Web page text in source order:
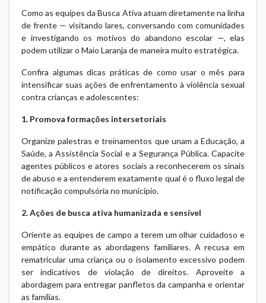
Como as equipes da Busca Ativa atuam diretamente na linha
de frente — visitando lares, conversando com comunidades
e investigando os motivos do abandono escolar —, elas
podem utilizar o Maio Laranja de maneira muito estratégica.
Confira algumas dicas práticas de como usar o mês para
intensificar suas ações de enfrentamento à violência sexual
contra crianças e adolescentes:
1. Promova formações intersetoriais
Organize palestras e treinamentos que unam a Educação, a
Saúde, a Assistência Social e a Segurança Pública. Capacite
agentes públicos e atores sociais a reconhecerem os sinais
de abuso e a entenderem exatamente qual é o fluxo legal de
notificação compulsória no município.
2. Ações de busca ativa humanizada e sensível
Oriente as equipes de campo a terem um olhar cuidadoso e
empático durante as abordagens familiares. A recusa em
rematricular uma criança ou o isolamento excessivo podem
ser indicativos de violação de direitos. Aproveite a
abordagem para entregar panfletos da campanha e orientar
as famílias.